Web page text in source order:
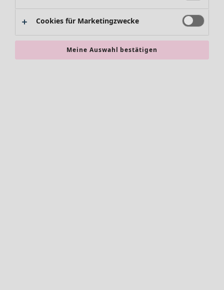
Alles im Sale
Cookies für Marketingzwecke
Meine Auswahl bestätigen